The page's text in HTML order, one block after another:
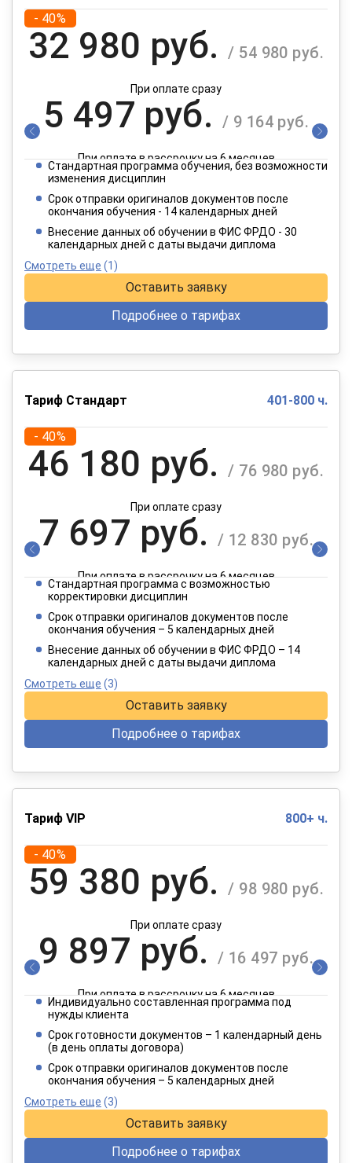
- 40%
32 980 руб. / 54 980 руб.
При оплате сразу
5 497 руб. / 9 164 руб.
При оплате в рассрочку на 6 месяцев
2 749 руб.
При оплате в рассрочку на 12 месяцев
Стандартная программа обучения, без возможности
изменения дисциплин
Срок отправки оригиналов документов после
окончания обучения - 14 календарных дней
Внесение данных об обучении в ФИС ФРДО - 30
календарных дней с даты выдачи диплома
Смотреть еще (1)
Оставить заявку
Подробнее о тарифах
Тариф Стандарт 401-800 ч.
- 40%
46 180 руб. / 76 980 руб.
При оплате сразу
7 697 руб. / 12 830 руб.
При оплате в рассрочку на 6 месяцев
3 849 руб.
При оплате в рассрочку на 12 месяцев
Стандартная программа с возможностью
корректировки дисциплин
Срок отправки оригиналов документов после
окончания обучения – 5 календарных дней
Внесение данных об обучении в ФИС ФРДО – 14
календарных дней с даты выдачи диплома
Смотреть еще (3)
Оставить заявку
Подробнее о тарифах
Тариф VIP 800+ ч.
- 40%
59 380 руб. / 98 980 руб.
При оплате сразу
9 897 руб. / 16 497 руб.
При оплате в рассрочку на 6 месяцев
4 949 руб. / 8 249 руб.
При оплате в рассрочку на 12 месяцев
Индивидуально составленная программа под
нужды клиента
Срок готовности документов – 1 календарный день
(в день оплаты договора)
Срок отправки оригиналов документов после
окончания обучения – 5 календарных дней
Смотреть еще (3)
Оставить заявку
Подробнее о тарифах